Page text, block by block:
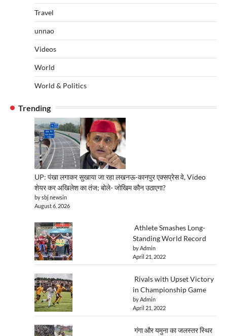
Travel
unnao
Videos
World
World & Politics
Trending
UP: पंखा लगाकर सुखाया जा रहा लखनऊ-कानपुर एक्सप्रेस वे, Video
शेयर कर अखिलेश का तंज; बोले- जोखिम कौन उठाएगा?
by sbj newsin
August 6, 2026
Athlete Smashes Long-
Standing World Record
by Admin
April 21, 2022
Rivals with Upset Victory
in Championship Game
by Admin
April 21, 2022
गंगा और यमुना का जलस्तर स्थिर